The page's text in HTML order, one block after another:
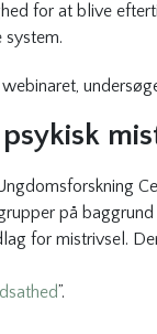
for at blive
system.
på
for mistrivsel.
”.